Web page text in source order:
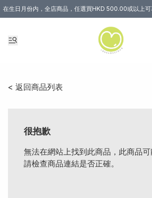
在生日月份内，全店商品，任選買HKD 500.00或以上
< 返回商品列表
很抱歉
無法在網站上找到此商品，此商品可
請檢查商品連結是否正確。